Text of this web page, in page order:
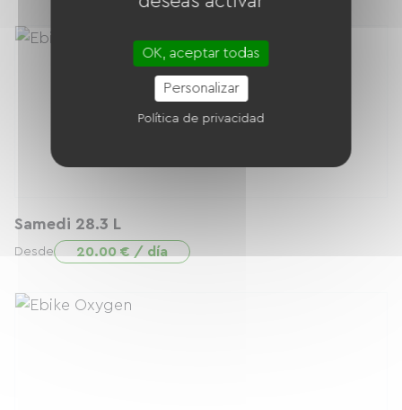
Samedi 28.3 L
Desde 20.00 € / día
OK, aceptar todas
Personalizar
Política de privacidad